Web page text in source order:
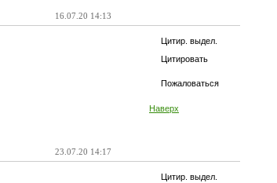
16.07.20 14:13
Цитир. выдел.
Цитировать
Пожаловаться
Наверх
23.07.20 14:17
Цитир. выдел.